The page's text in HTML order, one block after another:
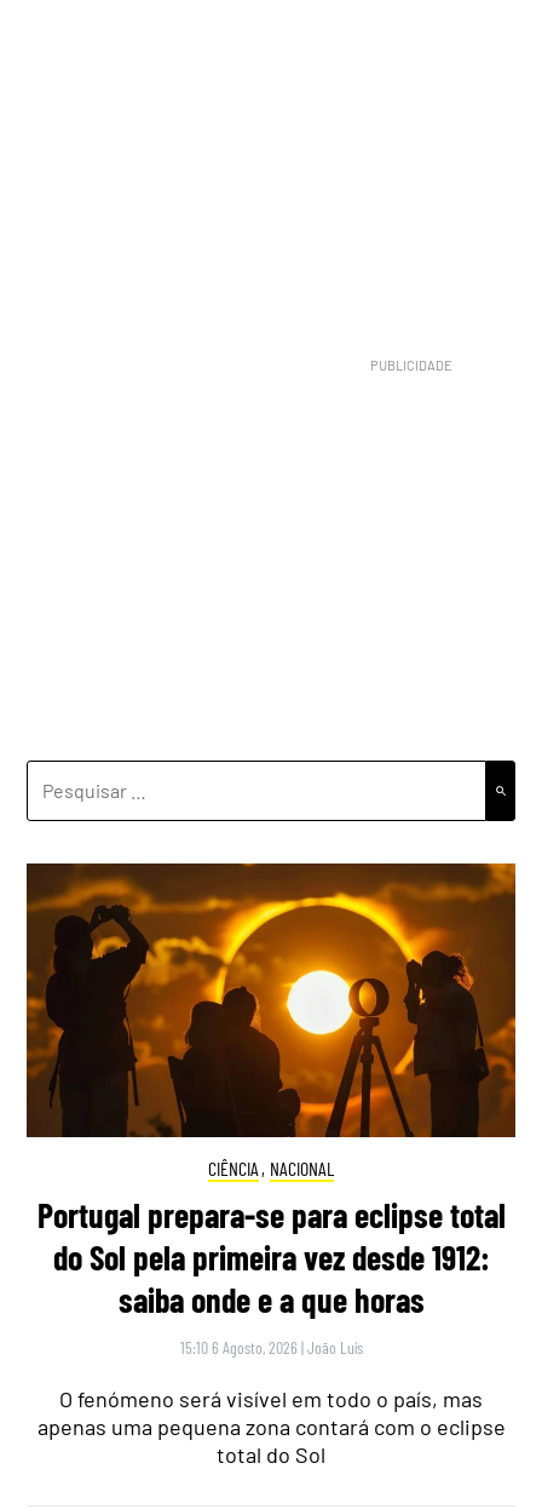
CIÊNCIA , NACIONAL
Portugal prepara-se para eclipse total
do Sol pela primeira vez desde 1912:
saiba onde e a que horas
15:10 6 Agosto, 2026 |João Luís
O fenómeno será visível em todo o país, mas
apenas uma pequena zona contará com o eclipse
total do Sol